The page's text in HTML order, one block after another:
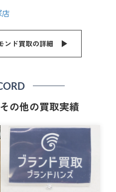
ンド買取の詳細
の他の買取実績